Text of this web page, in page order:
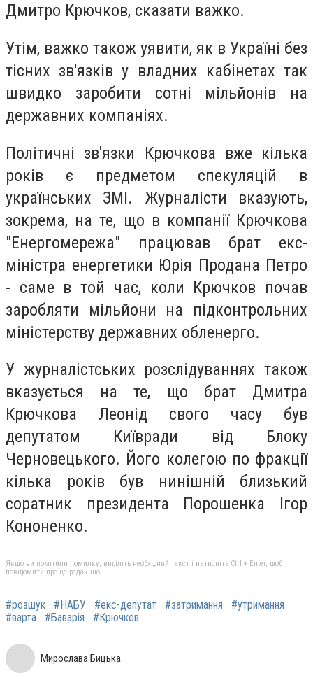
Дмитро Крючков, сказати важко.
Утім, важко також уявити, як в Україні без
тісних зв'язків у владних кабінетах так
швидко заробити сотні мільйонів на
державних компаніях.
Політичні зв'язки Крючкова вже кілька
років є предметом спекуляцій в
українських ЗМІ. Журналісти вказують,
зокрема, на те, що в компанії Крючкова
"Енергомережа" працював брат екс-
міністра енергетики Юрія Продана Петро
- саме в той час, коли Крючков почав
заробляти мільйони на підконтрольних
міністерству державних обленерго.
У журналістських розслідуваннях також
вказується на те, що брат Дмитра
Крючкова Леонід свого часу був
депутатом Київради від Блоку
Черновецького. Його колегою по фракції
кілька років був нинішній близький
соратник президента Порошенка Ігор
Кононенко.
Якщо ви помітили помилку, виділіть необхідний текст і натисніть Ctrl + Enter, щоб
повідомити про це редакцію
#розшук #НАБУ #екс-депутат #затримання
#утримання
#варта
#Баварія #Крючков
Мирослава Бицька